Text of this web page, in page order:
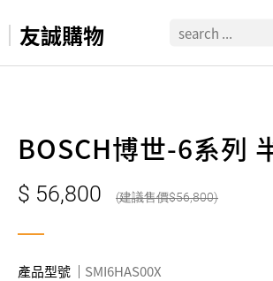
友誠購物
BOSCH博世-6系列
56,800 56,800
產品型號
SMI6HAS00X